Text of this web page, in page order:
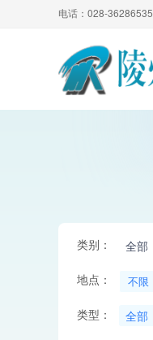
电话：028-36286535
类别： 全部
地点： 不限
类型： 全部